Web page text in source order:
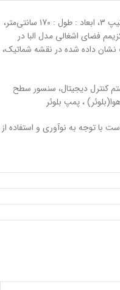
وان چهار گوش پرشین استاندارد مدل البا 170 تیپ 3، ابعاد : طول : ۱7۰ سانتی‌متر،
۵4 سانتی‌متر، ماكزیمم فضای اشغالی مدل البا در
نشان داده شده در نقشه شماتیك،
آب، سیستم کنترل دیجیتال، سنسور سطح
، پمپ بلوئر
توجه به نوآوری و استفاده از